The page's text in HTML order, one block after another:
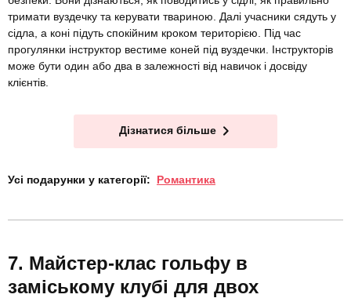
тримати вуздечку та керувати твариною. Далі учасники сядуть у
сідла, а коні підуть спокійним кроком територією. Під час
прогулянки інструктор вестиме коней під вуздечки. Інструкторів
може бути один або два в залежності від навичок і досвіду
клієнтів.
Дізнатися більше
Усі подарунки у категорії: Романтика
Майстер-клас гольфу в
заміському клубі для двох